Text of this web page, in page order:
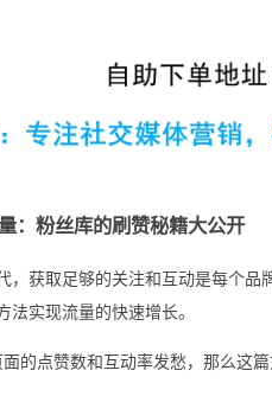
：粉丝库的刷赞秘籍大公开
，获取足够的关注和互动是每个品
实现流量的快速增长。
的点赞数和互动率发愁，那么这